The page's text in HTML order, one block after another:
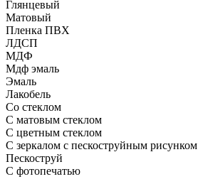
Глянцевый
Матовый
Пленка ПВХ
ЛДСП
МДФ
Мдф эмаль
Эмаль
Лакобель
Со стеклом
С матовым стеклом
С цветным стеклом
С зеркалом с пескоструйным рисунком
Пескоструй
С фотопечатью